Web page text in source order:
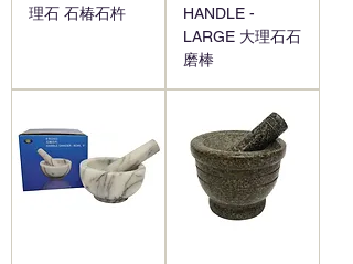
理石 石椿石杵
HANDLE -
LARGE 大理石石
磨棒